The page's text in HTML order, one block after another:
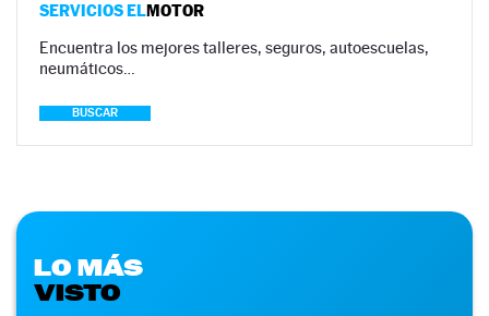
SERVICIOS ELMOTOR
Encuentra los mejores talleres, seguros, autoescuelas,
neumáticos…
BUSCAR
LO MÁS
VISTO